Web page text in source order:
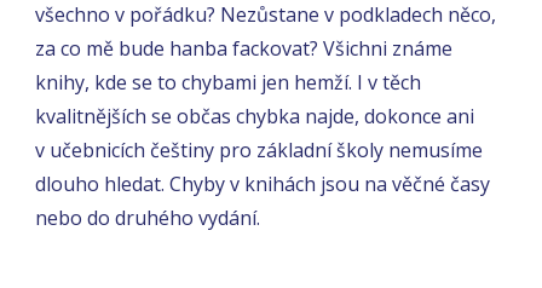
všechno v pořádku? Nezůstane v podkladech něco,
za co mě bude hanba fackovat? Všichni známe
knihy, kde se to chybami jen hemží. I v těch
kvalitnějších se občas chybka najde, dokonce ani
v učebnicích češtiny pro základní školy nemusíme
dlouho hledat. Chyby v knihách jsou na věčné časy
nebo do druhého vydání.